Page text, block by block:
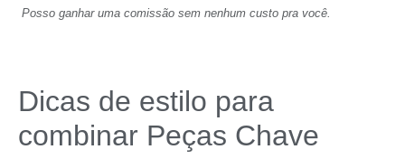
Posso ganhar uma comissão sem nenhum custo pra você.
Dicas de estilo para
combinar Peças Chave